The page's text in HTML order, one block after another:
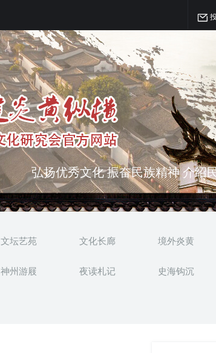
突出海西特色 报道台港澳侨 坚持
弘扬优秀文化 振奋民族精神 介绍
文坛艺苑 文化长廊 境外炎黄
神州游屐 夜读札记 史海钩沉